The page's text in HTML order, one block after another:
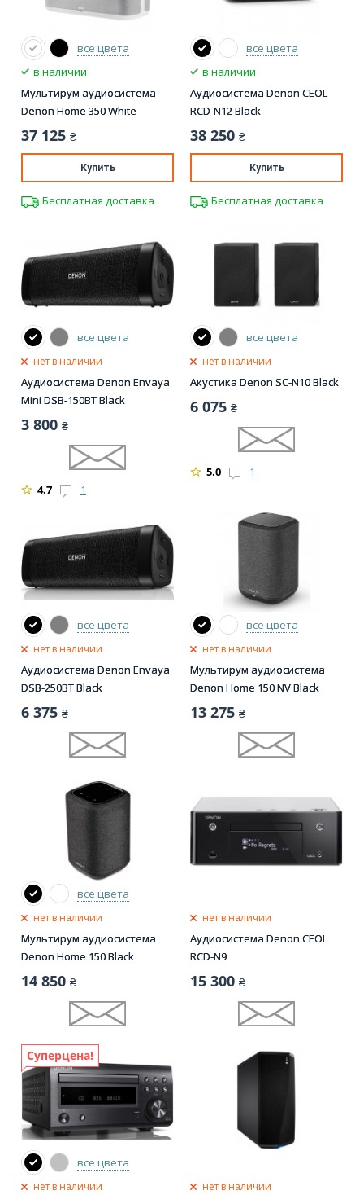
все цвета
в наличии
Мультирум аудиосистема
Denon Home 350 White
37 125 ₴
Купить
Бесплатная доставка
все цвета
в наличии
Аудиосистема Denon CEOL
RCD-N12 Black
38 250 ₴
Купить
Бесплатная доставка
все цвета
нет в наличии
Аудиосистема Denon Envaya
Mini DSB-150BT Black
3 800 ₴
4.7 1
все цвета
нет в наличии
Акустика Denon SC-N10 Black
6 075 ₴
5.0 1
все цвета
нет в наличии
Аудиосистема Denon Envaya
DSB-250BT Black
6 375 ₴
все цвета
нет в наличии
Мультирум аудиосистема
Denon Home 150 NV Black
13 275 ₴
все цвета
нет в наличии
Мультирум аудиосистема
Denon Home 150 Black
14 850 ₴
нет в наличии
Аудиосистема Denon CEOL
RCD-N9
15 300 ₴
Суперцена!
все цвета
нет в наличии нет в наличии